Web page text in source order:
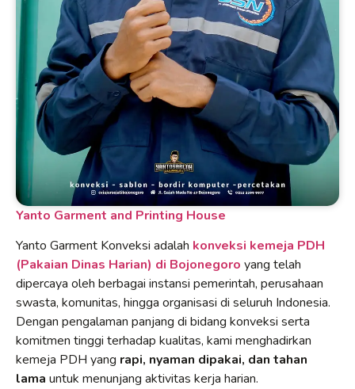
Yanto Garment and Printing House
Yanto Garment Konveksi adalah konveksi kemeja PDH
(Pakaian Dinas Harian) di Bojonegoro yang telah
dipercaya oleh berbagai instansi pemerintah, perusahaan
swasta, komunitas, hingga organisasi di seluruh Indonesia.
Dengan pengalaman panjang di bidang konveksi serta
komitmen tinggi terhadap kualitas, kami menghadirkan
kemeja PDH yang rapi, nyaman dipakai, dan tahan
lama untuk menunjang aktivitas kerja harian.